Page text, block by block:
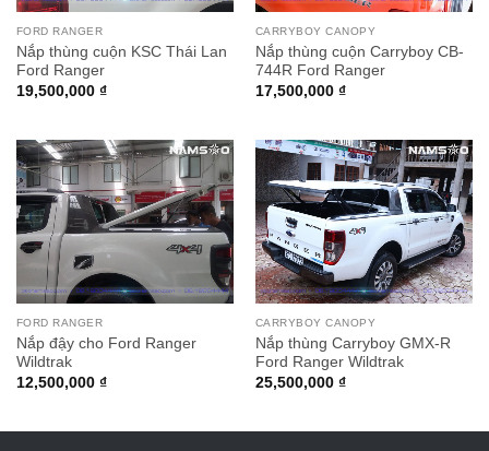
FORD RANGER
Nắp thùng cuộn KSC Thái Lan
Ford Ranger
19,500,000 ₫
CARRYBOY CANOPY
Nắp thùng cuộn Carryboy CB-
744R Ford Ranger
17,500,000 ₫
FORD RANGER
Nắp đậy cho Ford Ranger
Wildtrak
12,500,000 ₫
CARRYBOY CANOPY
Nắp thùng Carryboy GMX-R
Ford Ranger Wildtrak
25,500,000 ₫